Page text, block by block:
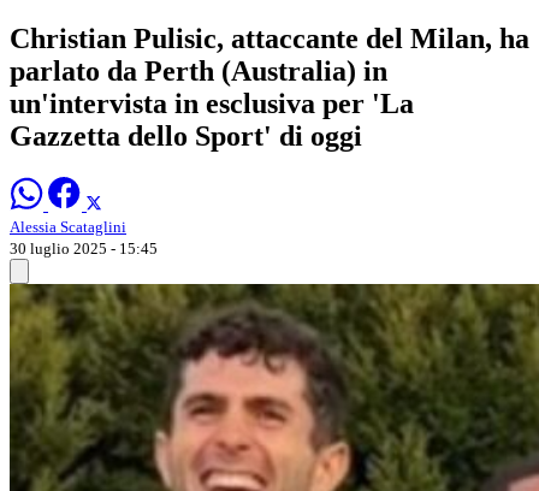
Christian Pulisic, attaccante del Milan, ha
parlato da Perth (Australia) in
un'intervista in esclusiva per 'La
Gazzetta dello Sport' di oggi
Alessia Scataglini
30 luglio 2025 - 15:45